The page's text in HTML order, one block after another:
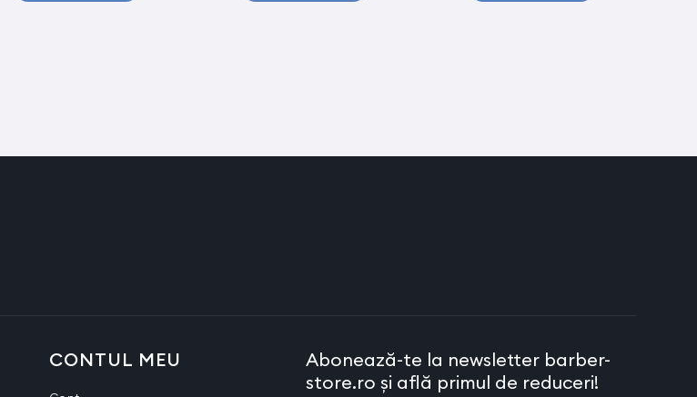
CONTUL MEU
Abonează-te la newsletter barber-
store.ro și află primul de reduceri!